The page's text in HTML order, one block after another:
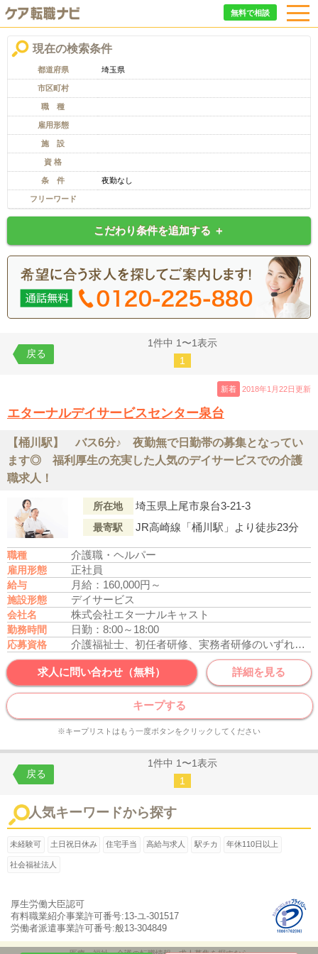
無料で相談
現在の検索条件
都道府県 埼玉県
市区町村
職 種
雇用形態
施 設
資 格
条 件 夜勤なし
フリーワード
こだわり条件を追加する ＋
1件中 1〜1表示
1
戻る
新着 2018年1月22日更新
エターナルデイサービスセンター泉台
【桶川駅】 バス6分♪ 夜勤無で日勤帯の募集となってい
ます◎ 福利厚生の充実した人気のデイサービスでの介護
職求人！
所在地 埼玉県上尾市泉台3-21-3
最寄駅 JR高崎線「桶川駅」より徒歩23分
職種 介護職・ヘルパー
雇用形態 正社員
給与 月給：160,000円～
施設形態 デイサービス
会社名 株式会社エタ一ナルキャスト
勤務時間 日勤：8:00～18:00
応募資格 介護福祉士、初任者研修、実務者研修のいずれかの資格をお持ちの方
求人に問い合わせ（無料） 詳細を見る
キープする
※キープリストはもう一度ボタンをクリックしてください
1件中 1〜1表示
1
戻る
人気キーワードから探す
未経験可 土日祝日休み 住宅手当 高給与求人 駅チカ 年休110日以上
社会福祉法人
厚生労働大臣認可
有料職業紹介事業許可番号:13-ユ-301517
労働者派遣事業許可番号:般13-304849